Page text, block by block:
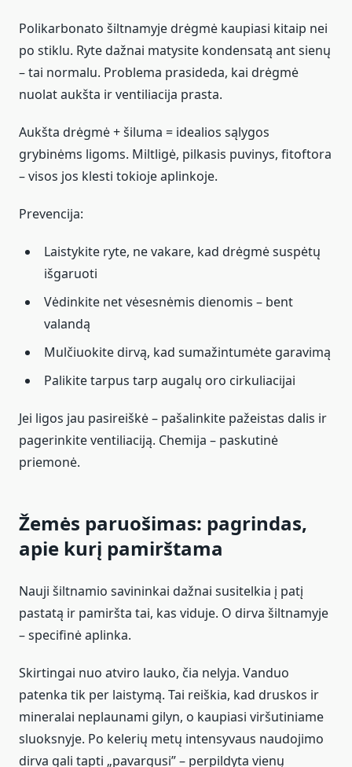
Polikarbonato šiltnamyje drėgmė kaupiasi kitaip nei
po stiklu. Ryte dažnai matysite kondensatą ant sienų
– tai normalu. Problema prasideda, kai drėgmė
nuolat aukšta ir ventiliacija prasta.
Aukšta drėgmė + šiluma = idealios sąlygos
grybinėms ligoms. Miltligė, pilkasis puvinys, fitoftora
– visos jos klesti tokioje aplinkoje.
Prevencija:
Laistykite ryte, ne vakare, kad drėgmė suspėtų
išgaruoti
Vėdinkite net vėsesnėmis dienomis – bent
valandą
Mulčiuokite dirvą, kad sumažintumėte garavimą
Palikite tarpus tarp augalų oro cirkuliacijai
Jei ligos jau pasireiškė – pašalinkite pažeistas dalis ir
pagerinkite ventiliaciją. Chemija – paskutinė
priemonė.
Žemės paruošimas: pagrindas,
apie kurį pamirštama
Nauji šiltnamio savininkai dažnai susitelkia į patį
pastatą ir pamiršta tai, kas viduje. O dirva šiltnamyje
– specifinė aplinka.
Skirtingai nuo atviro lauko, čia nelyja. Vanduo
patenka tik per laistymą. Tai reiškia, kad druskos ir
mineralai neplaunami gilyn, o kaupiasi viršutiniame
sluoksnyje. Po kelerių metų intensyvaus naudojimo
dirva gali tapti „pavargusi” – perpildyta vienų